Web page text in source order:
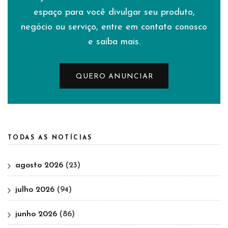
espaço para você divulgar seu produto,
negócio ou serviço, entre em contato conosco
e saiba mais.
QUERO ANUNCIAR
TODAS AS NOTÍCIAS
agosto 2026 (23)
julho 2026 (94)
junho 2026 (86)